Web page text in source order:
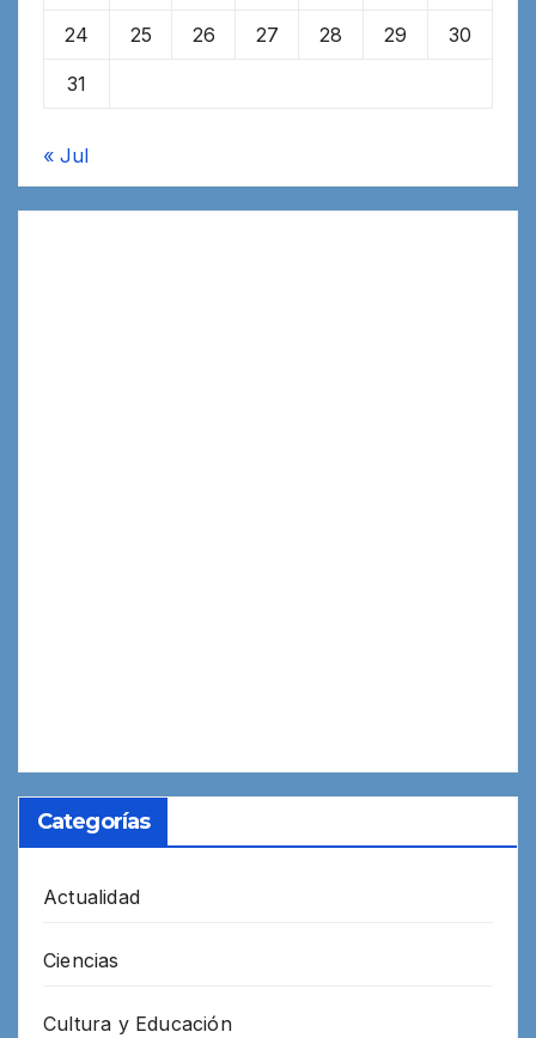
24 25 26 27 28 29 30
31
« Jul
Categorías
Actualidad
Ciencias
Cultura y Educación